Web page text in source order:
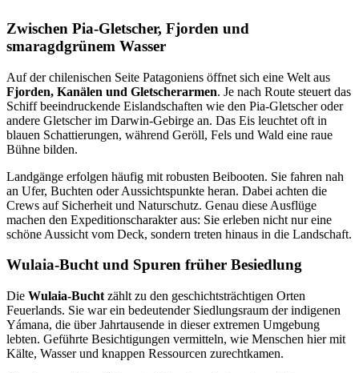
Zwischen Pia-Gletscher, Fjorden und
smaragdgrünem Wasser
Auf der chilenischen Seite Patagoniens öffnet sich eine Welt aus
Fjorden, Kanälen und Gletscherarmen. Je nach Route steuert das
Schiff beeindruckende Eislandschaften wie den Pia-Gletscher oder
andere Gletscher im Darwin-Gebirge an. Das Eis leuchtet oft in
blauen Schattierungen, während Geröll, Fels und Wald eine raue
Bühne bilden.
Landgänge erfolgen häufig mit robusten Beibooten. Sie fahren nah
an Ufer, Buchten oder Aussichtspunkte heran. Dabei achten die
Crews auf Sicherheit und Naturschutz. Genau diese Ausflüge
machen den Expeditionscharakter aus: Sie erleben nicht nur eine
schöne Aussicht vom Deck, sondern treten hinaus in die Landschaft.
Wulaia-Bucht und Spuren früher Besiedlung
Die Wulaia-Bucht zählt zu den geschichtsträchtigen Orten
Feuerlands. Sie war ein bedeutender Siedlungsraum der indigenen
Yámana, die über Jahrtausende in dieser extremen Umgebung
lebten. Geführte Besichtigungen vermitteln, wie Menschen hier mit
Kälte, Wasser und knappen Ressourcen zurechtkamen.